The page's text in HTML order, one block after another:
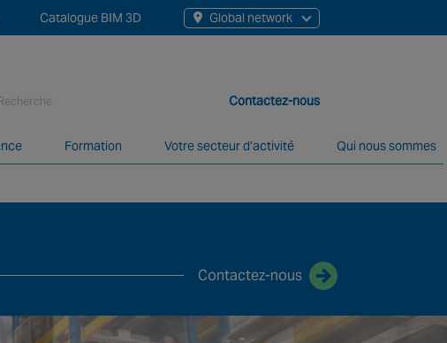
Global network
Catalogue BIM 3D
Formation Votre secteur d’activité Qui nous sommes
Contactez-nous
Contactez-nous